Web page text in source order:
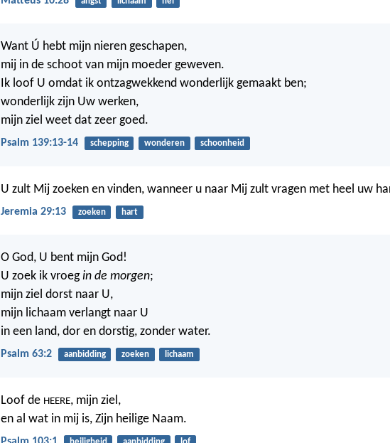
Want Ú hebt mijn nieren geschapen,
mij in de schoot van mijn moeder geweven.
Ik loof U omdat ik ontzagwekkend wonderlijk gemaakt ben;
wonderlijk zijn Uw werken,
mijn ziel weet dat zeer goed.
Psalm 139:13-14 schepping wonderen schoonheid
U zult Mij zoeken en vinden, wanneer u naar Mij zult vragen met heel uw
Jeremia 29:13 zoeken hart
O God, U bent mijn God!
U zoek ik vroegin de morgen;
mijn ziel dorst naar U,
mijn lichaam verlangt naar U
in een land, dor en dorstig, zonder water.
Psalm 63:2 aanbidding zoeken lichaam
Loof de HEERE, mijn ziel,
en al wat in mij is, Zijn heilige Naam.